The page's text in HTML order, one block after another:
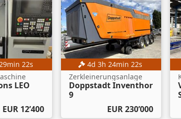
min 20s
LEO
EUR 12’400
4d 3h 24min 20s
Zerkleinerungsanlage
Doppstadt Inventhor
9
EUR 230’000